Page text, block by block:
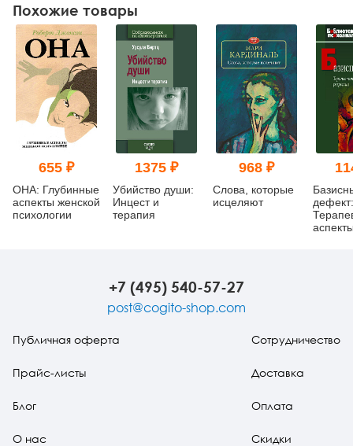
Похожие товары
655 ₽
ОНА: Глубинные
аспекты женской
психологии
1375 ₽
Убийство души:
Инцест и
терапия
968 ₽
Слова, которые
исцеляют
дефект:
+7 (495) 540-57-27
post@cogito-shop.com
Публичная оферта
Прайс-листы
Блог
О нас
Сотрудничество
Доставка
Оплата
Скидки